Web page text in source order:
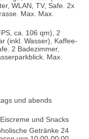
WLAN, TV, Safe. 2x
Max. Max.
ca. 106 qm), 2
(inkl. Wasser), Kaffee-
2 Badezimmer,
Max.
und abends
und Snacks
Getränke 24